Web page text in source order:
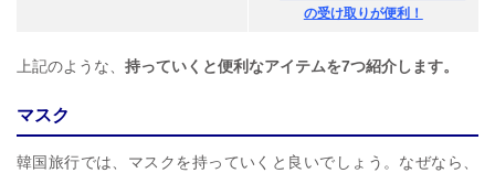
の受け取りが便利！
上記のような、 持っていくと便利なアイテムを7つ紹介します。
マスク
韓国旅行では、マスクを持っていくと良いでしょう。なぜなら、